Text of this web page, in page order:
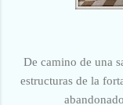
De camino de una
estructuras de la